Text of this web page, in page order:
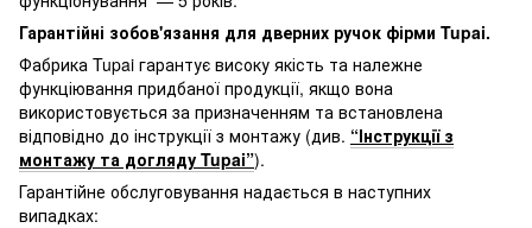
Гарантійні зобов'язання для дверних ручок фірми Tupai.
Фабрика Tupai гарантує високу якість та належне
функціювання придбаної продукції, якщо вона
використовується за призначенням та встановлена
відповідно до інструкції з монтажу (див. “Інструкції з
монтажу та догляду Tupai”).
Гарантійне обслуговування надається в наступних
випадках: